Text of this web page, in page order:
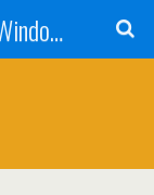
Windows 11 - Windows 10 - Windows 8 - Windows 7 - VISTA